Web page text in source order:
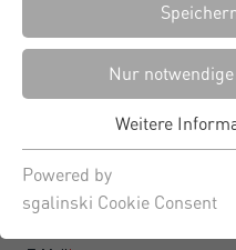
Nur
Weitere
Powered by
sgalinski Cookie Consent